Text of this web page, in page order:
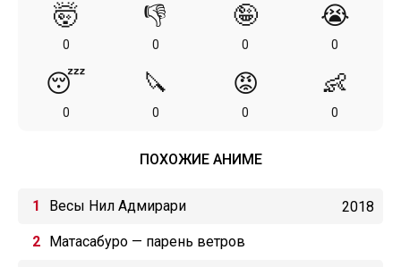
🤯
0
👎
0
🤪
0
😭
0
😴
0
🔪
0
😡
0
👶
0
ПОХОЖИЕ АНИМЕ
Весы Нил Адмирари 2018
Матасабуро — парень ветров